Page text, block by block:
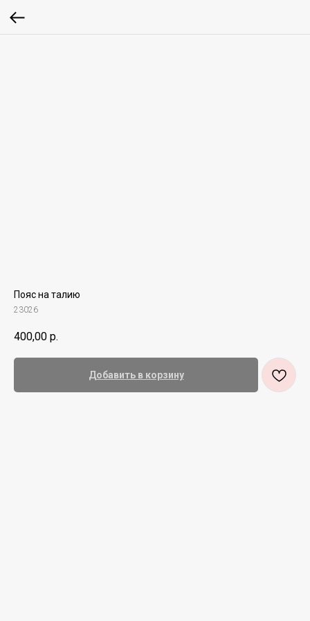
Пояс на талию
23026
400,00 р.
Добавить в корзину